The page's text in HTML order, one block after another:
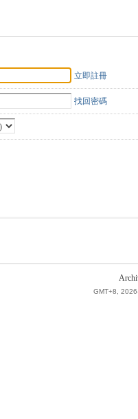
立即註冊
找回密碼
GMT+8,